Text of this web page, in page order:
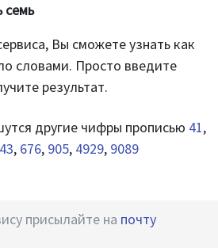
семь
Вы сможете узнать как
словами. Просто введите
результат.
другие чифры прописью 41,
, 676, 905, 4929, 9089
присылайте на почту